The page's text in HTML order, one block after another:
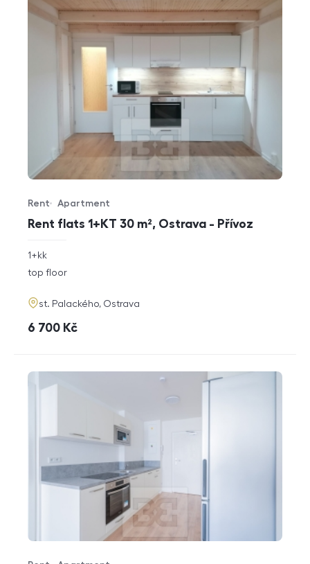
Rent flats 1+KT 30 m², Ostrava - Přívoz
Offer type
Rent
Property type
Apartment
rozměry
disposition
1+kk
funkce
top floor
adresa
st. Palackého, Ostrava
cena
6 700 Kč